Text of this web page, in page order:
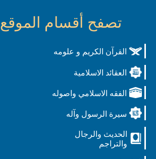
تصفح أقسام الموقع
القرآن الكريم و علومه
العقائد الاسلامية
الفقه الاسلامي واصوله
سيرة الرسول وآله
الحديث والرجال
والتراجم